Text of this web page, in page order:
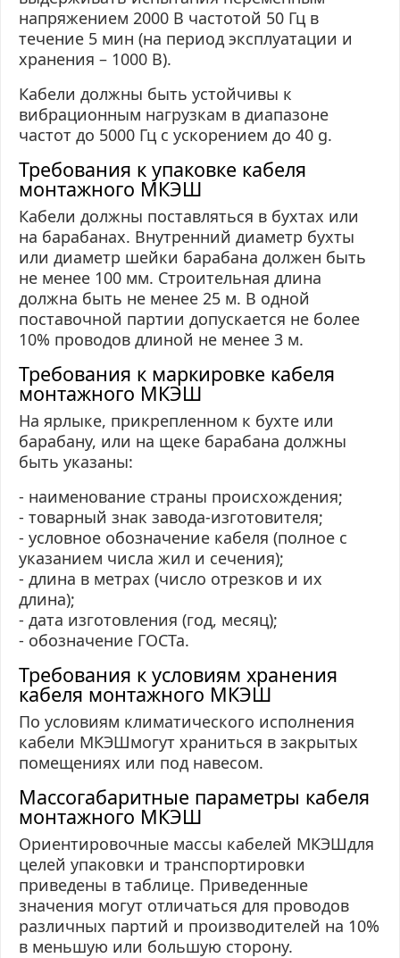
напряжением 2000 В частотой 50 Гц в
течение 5 мин (на период эксплуатации и
хранения – 1000 В).
Кабели должны быть устойчивы к
вибрационным нагрузкам в диапазоне
частот до 5000 Гц с ускорением до 40 g.
Требования к упаковке кабеля
монтажного МКЭШ
Кабели должны поставляться в бухтах или
на барабанах. Внутренний диаметр бухты
или диаметр шейки барабана должен быть
не менее 100 мм. Строительная длина
должна быть не менее 25 м. В одной
поставочной партии допускается не более
10% проводов длиной не менее 3 м.
Требования к маркировке кабеля
монтажного МКЭШ
На ярлыке, прикрепленном к бухте или
барабану, или на щеке барабана должны
быть указаны:
- наименование страны происхождения;
- товарный знак завода-изготовителя;
- условное обозначение кабеля (полное с
указанием числа жил и сечения);
- длина в метрах (число отрезков и их
длина);
- дата изготовления (год, месяц);
- обозначение ГОСТа.
Требования к условиям хранения
кабеля монтажного МКЭШ
По условиям климатического исполнения
кабели МКЭШмогут храниться в закрытых
помещениях или под навесом.
Массогабаритные параметры кабеля
монтажного МКЭШ
Ориентировочные массы кабелей МКЭШдля
целей упаковки и транспортировки
приведены в таблице. Приведенные
значения могут отличаться для проводов
различных партий и производителей на 10%
в меньшую или большую сторону.